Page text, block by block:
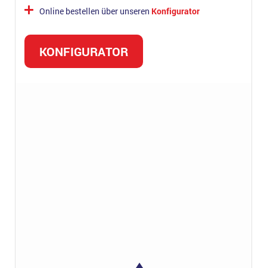
Online bestellen über unseren Konfigurator
KONFIGURATOR